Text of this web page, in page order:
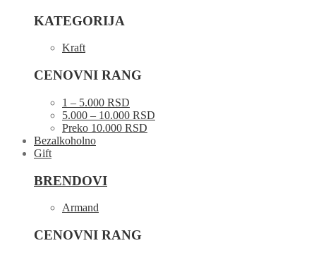
KATEGORIJA
Kraft
CENOVNI RANG
1 – 5.000 RSD
5.000 – 10.000 RSD
Preko 10.000 RSD
Bezalkoholno
Gift
BRENDOVI
Armand
CENOVNI RANG